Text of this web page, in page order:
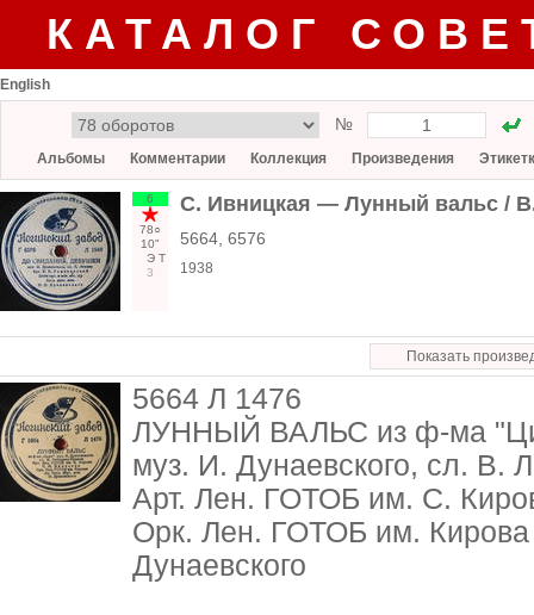
КАТАЛОГ
English
№
Альбомы Комментарии Коллекция Произведения
6
78○
10"
Э Т
3
С. Ивницкая — Лунный вальс /
5664, 6576
1938
Показать
5664 Л 1476
ЛУННЫЙ ВАЛЬС из ф-ма
муз. И. Дунаевского, сл. В.
Арт. Лен. ГОТОБ им. С.
Орк. Лен. ГОТОБ им. Кирова
Дунаевского